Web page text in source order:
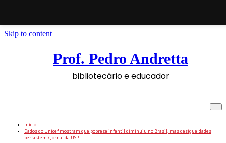
Skip to content
Prof. Pedro Andretta
bibliotecário e educador
Início
Dados do Unicef mostram que pobreza infantil diminuiu no Brasil, mas desigualdades
persistem / Jornal da USP